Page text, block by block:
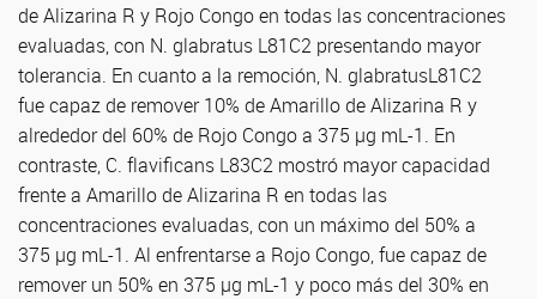
de Alizarina R y Rojo Congo en todas las concentraciones
evaluadas, con N. glabratus L81C2 presentando mayor
tolerancia. En cuanto a la remoción, N. glabratusL81C2
fue capaz de remover 10% de Amarillo de Alizarina R y
alrededor del 60% de Rojo Congo a 375 µg mL-1. En
contraste, C. flavificans L83C2 mostró mayor capacidad
frente a Amarillo de Alizarina R en todas las
concentraciones evaluadas, con un máximo del 50% a
375 µg mL-1. Al enfrentarse a Rojo Congo, fue capaz de
remover un 50% en 375 µg mL-1 y poco más del 30% en